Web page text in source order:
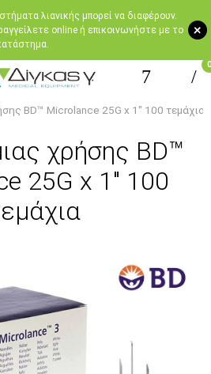
+
λιανικής μπορεί να διαφέρουν.
online ή επικοινωνήστε με το
0
BD™ Microlance 25G x 1" 100 τεμάχια
χρήσης BD™
25G x 1" 100